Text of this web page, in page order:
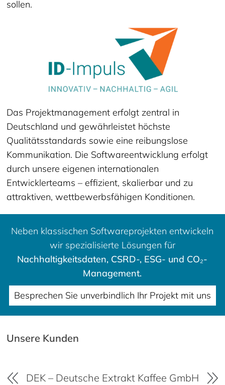
sollen.
Das Projektmanagement erfolgt zentral in
Deutschland und gewährleistet höchste
Qualitätsstandards sowie eine reibungslose
Kommunikation. Die Softwareentwicklung erfolgt
durch unsere eigenen internationalen
Entwicklerteams – effizient, skalierbar und zu
attraktiven, wettbewerbsfähigen Konditionen.
Neben klassischen Softwareprojekten entwickeln
wir spezialisierte Lösungen für
Nachhaltigkeitsdaten, CSRD-, ESG- und CO₂-
Management.
Besprechen Sie unverbindlich Ihr Projekt mit uns
Unsere Kunden
DF World of Spices GmbH